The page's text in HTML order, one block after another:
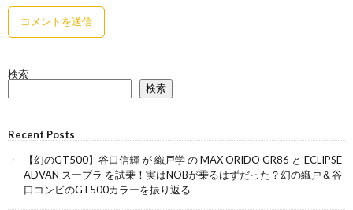
検索
検索
Recent Posts
【幻のGT500】谷口信輝 が 織戸学 の MAX ORIDO GR86 と ECLIPSE
ADVAN スープラ を試乗！実はNOBが乗るはずだった？幻の織戸＆谷
口コンビのGT500カラーを振り返る